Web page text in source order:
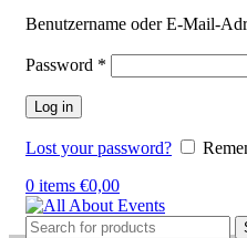
Benutzername oder E-Mail-
Password *
Log in
Lost your password?
0 items €0,00